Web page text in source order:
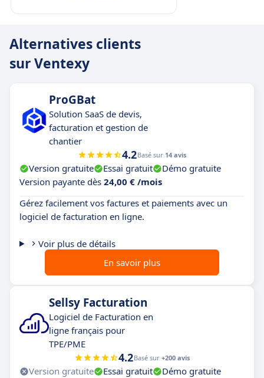
Alternatives clients
sur Ventexy
ProGBat
Solution SaaS de devis,
facturation et gestion de
chantier
4.2Basé sur 14 avis
Version gratuite Essai gratuit
Démo gratuite
Version payante dès 24,00 € /mois
Gérez facilement vos factures et paiements avec un
logiciel de facturation en ligne.
Voir plus de détails
En savoir plus
Sellsy Facturation
Logiciel de Facturation en
ligne français pour
TPE/PME
4.2Basé sur +200 avis
Version gratuite Essai gratuit
Démo gratuite